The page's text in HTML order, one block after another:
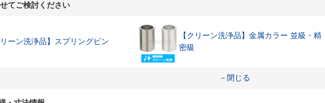
てご検討ください
リーン洗浄品】スプリングピン
【クリーン洗浄品】金属カラー 並級・精
密級
－閉じる